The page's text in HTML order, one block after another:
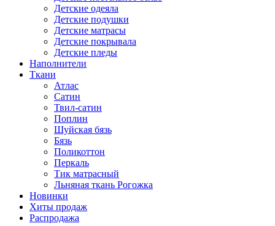
Детские одеяла
Детские подушки
Детские матрасы
Детские покрывала
Детские пледы
Наполнители
Ткани
Атлас
Сатин
Твил-сатин
Поплин
Шуйская бязь
Бязь
Поликоттон
Перкаль
Тик матрасный
Льняная ткань Рогожка
Новинки
Хиты продаж
Распродажа